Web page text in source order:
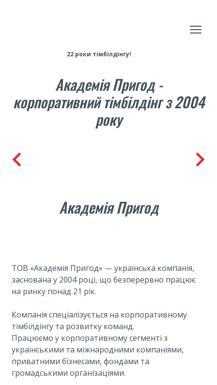
22 роки тімбілдінгу!
Академія Пригод -
корпоративний тімбілдінг з 2004
року
Академія Пригод
ТОВ «Академія Пригод» — українська компанія,
заснована у 2004 році, що безперервно працює
на ринку понад 21 рік.
Компанія спеціалізується на корпоративному
тімбілдінгу та розвитку команд.
Працюємо у корпоративному сегменті з
українськими та міжнародними компаніями,
приватними бізнесами, фондами та
громадськими організаціями.